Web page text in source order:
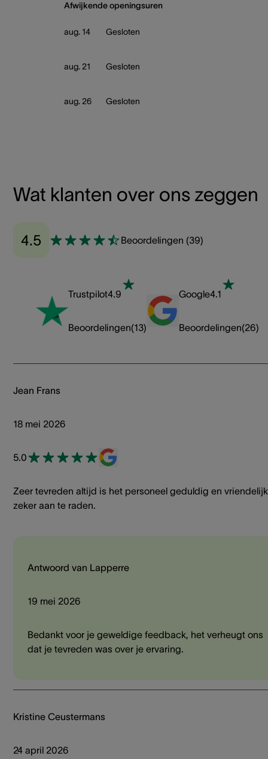
Afwijkende openingsuren
aug. 14 Gesloten
aug. 21 Gesloten
aug. 26 Gesloten
Wat klanten over ons zeggen
4.5 Beoordelingen (39)
Trustpilot4.9
Beoordelingen(13)
Google4.1
Beoordelingen(26)
Jean Frans
18 mei 2026
5.0
Zeer tevreden altijd is het personeel geduldig en
zeker aan te raden.
Antwoord van Lapperre
19 mei 2026
Bedankt voor je geweldige feedback, het verheugt ons
dat je tevreden was over je ervaring.
Kristine Ceustermans
24 april 2026